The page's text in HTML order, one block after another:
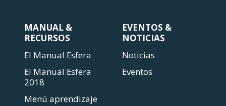
MANUAL &
RECURSOS
El Manual Esfera
El Manual Esfera
2018
Menú aprendizaje
EVENTOS &
NOTICIAS
Noticias
Eventos